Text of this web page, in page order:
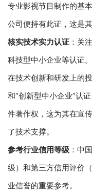
专业影视节目制作的基
公司便持有此证，这是
核实技术实力认证 ：关
科技型中小企业等认证
在技术创新和研发上的
和“创新型中小企业”认
件著作权，这为其在宣
了技术支撑。
参考行业信用等级 ：中
级）和第三方信用评价
业信誉的重要参考。